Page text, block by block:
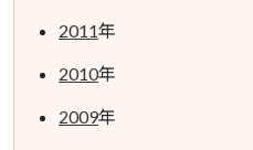
2011年
2010年
2009年